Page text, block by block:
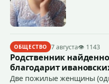
ОБЩЕСТВО 7 августа👁 1143
Родственник
благодарит
Две пожилые женщины